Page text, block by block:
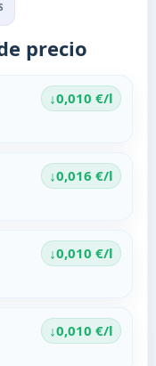
precio
↓0,010 €/l
↓0,016 €/l
↓0,010 €/l
↓0,010 €/l